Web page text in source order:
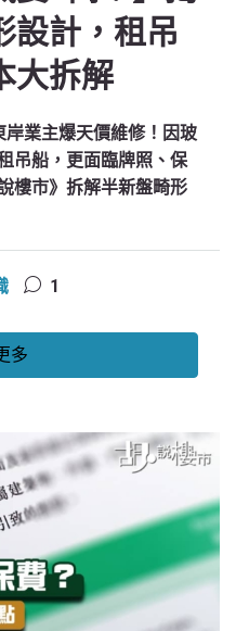
設計，租吊
大拆解
業主爆天價維修！因玻
吊船，更面臨牌照、保
樓市》拆解半新盤畸形
1
多